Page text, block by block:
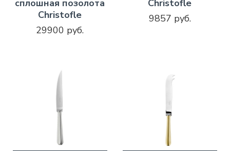
сплошная позолота
Christofle
29900 руб.
Christofle
9857 руб.